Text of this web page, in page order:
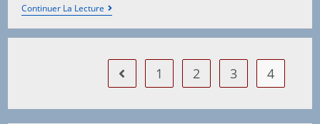
Continuer La LectureL’aveuglement
Des
Nations
Go to the previous page
1 2 3 4